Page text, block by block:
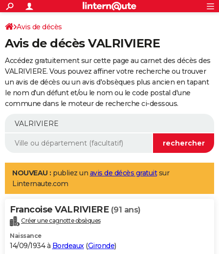
ACTUALITÉS
Politique
Société
Faits Divers
Education
Monde
Villes
+
SPORT
Coupe du monde 2026
Football
Tennis
Cyclisme
Rugby
Forum
Programme TV
TNT
Streaming
Cinéma
Sorties cinéma
Musique
+
FINANCE
Impôts
Immobilier
Risques naturels par ville
Banque
Assurance
Crédit
AUTO
Essais
Réserver un essai
Citadines
Berlines
SUV
Forum auto
+
Mobiles
Meilleur smartphone
Internet
Ordinateurs
Jeux vidéo
Guide high-tech
Aménagement intérieur
LIFESTYLE
Art de vivre
Bien-être
Loisirs
Mode
Modes de vie
Alimentation
Guide de la santé
Maladies
Médicaments
Sommeil
VOYAGE
Destinations
City break
Voyage nature
Voyage de noces
Forum
Climat
+PHOTO
GUIDES D'ACHAT
Avis de décès
Avis de décès VALRIVIERE
Accédez gratuitement sur cette page au carnet des décès des
VALRIVIERE. Vous pouvez affiner votre recherche ou trouver
un avis de décès ou un avis d'obsèques plus ancien en tapant
le nom d'un défunt et/ou le nom ou le code postal d'une
commune dans le moteur de recherche ci-dessous.
NOUVEAU : publiez un avis de décès gratuitsur
Linternaute.com
Francoise VALRIVIERE (91 ans)
Créer une cagnotte obsèques
Naissance
14/09/1934 à Bordeaux(Gironde)